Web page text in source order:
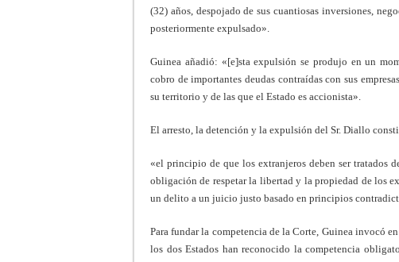
(32) años, despojado de sus cuantiosas inversiones,
posteriormente expulsado».
Guinea añadió: «[e]sta expulsión se produjo en un
cobro de importantes deudas contraídas con sus
su territorio y de las que el Estado es accionista».
El arresto, la detención y la expulsión del Sr. Diallo
«el principio de que los extranjeros deben ser tratados
obligación de respetar la libertad y la propiedad de los
un delito a un juicio justo basado en principios
Para fundar la competencia de la Corte, Guinea invocó
los dos Estados han reconocido la competencia